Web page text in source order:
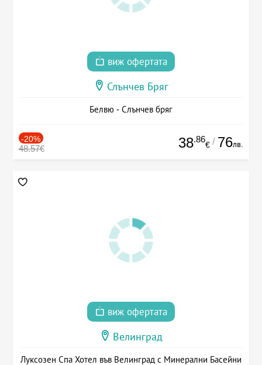
виж офертата
Слънчев Бряг
Белвю - Слънчев бряг
-20%
48.57€ 38.86
€ / 76лв.
виж офертата
Велинград
Луксозен Спа Хотел във Велинград с Минерални Басейни